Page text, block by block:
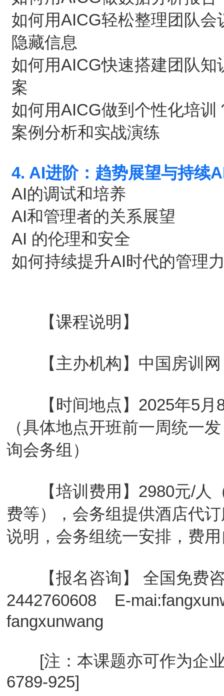
如何用AICG轻松整理团队
隐藏信息
如何用AICG快速搭建团队
案
如何用AICG做到个性化培
案例分析和实战演练
4. AI进阶：趋势展望与持续
AI的调试和培养
AI和管理者的关系展望
AI 的伦理和安全
如何持续提升AI时代的管理
【课程说明】
【主办机构】中国房训网
【时间地点】2025年5月
（具体地点开班前一周统一
询会务组）
【培训费用】2980元/人（
费等），会务组提供酒店代
说明，会务组统一安排，费
【报名咨询】 全国免费
2442760608 E-
fangxunwang
[注：本课题亦可作为企业
6789-925]